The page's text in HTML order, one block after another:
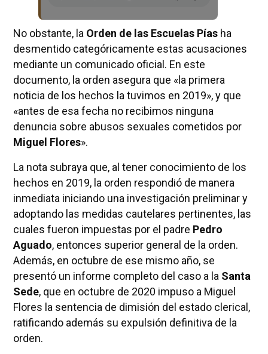
No obstante, la Orden de las Escuelas Píasha
desmentido categóricamente estas acusaciones
mediante un comunicado oficial. En este
documento, la orden asegura que «la primera
noticia de los hechos la tuvimos en 2019», y que
«antes de esa fecha no recibimos ninguna
denuncia sobre abusos sexuales cometidos por
Miguel Flores».
La nota subraya que, al tener conocimiento de los
hechos en 2019, la orden respondió de manera
inmediata iniciando una investigación preliminar y
adoptando las medidas cautelares pertinentes, las
cuales fueron impuestas por el padre Pedro
Aguado, entonces superior general de la orden.
Además, en octubre de ese mismo año, se
presentó un informe completo del caso a la Santa
Sede, que en octubre de 2020 impuso a Miguel
Flores la sentencia de dimisión del estado clerical,
ratificando además su expulsión definitiva de la
orden.